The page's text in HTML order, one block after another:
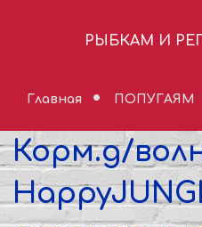
РЫБКАМ И
Главная ПОПУГАЯМ
Корм.д/